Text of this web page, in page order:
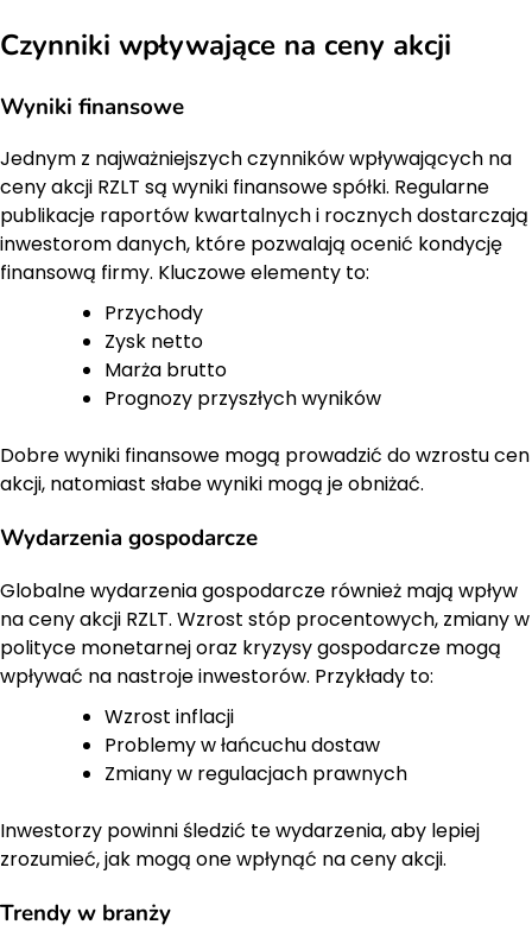
Czynniki wpływające na ceny akcji
Wyniki finansowe
Jednym z najważniejszych czynników wpływających na
ceny akcji RZLT są wyniki finansowe spółki. Regularne
publikacje raportów kwartalnych i rocznych dostarczają
inwestorom danych, które pozwalają ocenić kondycję
finansową firmy. Kluczowe elementy to:
Przychody
Zysk netto
Marża brutto
Prognozy przyszłych wyników
Dobre wyniki finansowe mogą prowadzić do wzrostu cen
akcji, natomiast słabe wyniki mogą je obniżać.
Wydarzenia gospodarcze
Globalne wydarzenia gospodarcze również mają wpływ
na ceny akcji RZLT. Wzrost stóp procentowych, zmiany w
polityce monetarnej oraz kryzysy gospodarcze mogą
wpływać na nastroje inwestorów. Przykłady to:
Wzrost inflacji
Problemy w łańcuchu dostaw
Zmiany w regulacjach prawnych
Inwestorzy powinni śledzić te wydarzenia, aby lepiej
zrozumieć, jak mogą one wpłynąć na ceny akcji.
Trendy w branży